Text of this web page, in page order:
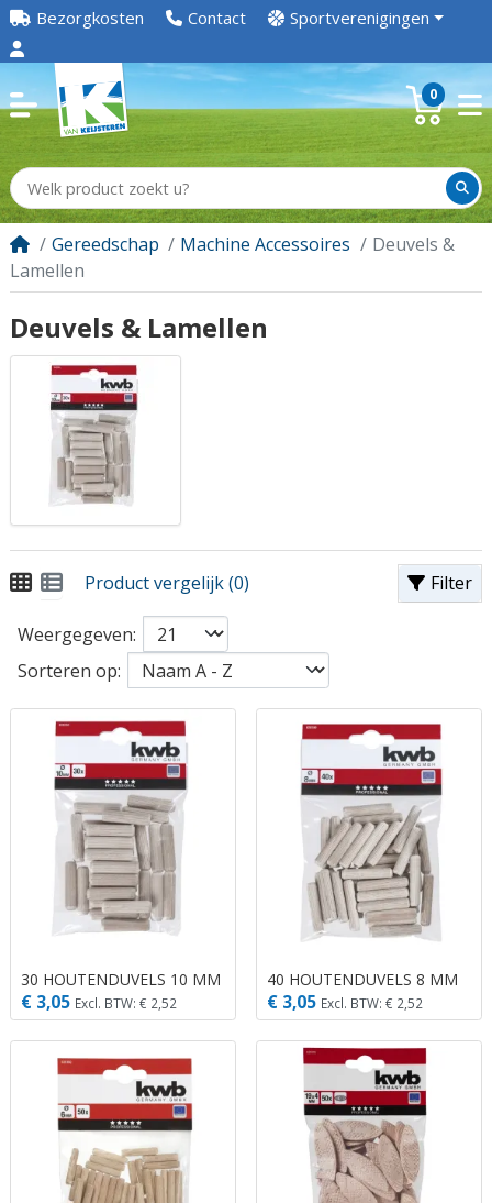
Bezorgkosten Contact Sportverenigingen
0
Gereedschap Machine Accessoires
Deuvels &
Lamellen
Deuvels & Lamellen
Filter
Product vergelijk (0)
Weergegeven:
Sorteren op:
30 HOUTENDUVELS 10 MM
€ 3,05 Excl. BTW: € 2,52
40 HOUTENDUVELS 8 MM
€ 3,05 Excl. BTW: € 2,52